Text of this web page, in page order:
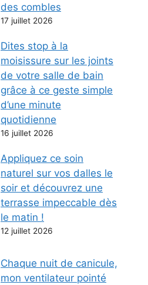
des combles
17 juillet 2026
Dites stop à la
moisissure sur les joints
de votre salle de bain
grâce à ce geste simple
d’une minute
quotidienne
16 juillet 2026
Appliquez ce soin
naturel sur vos dalles le
soir et découvrez une
terrasse impeccable dès
le matin !
12 juillet 2026
Chaque nuit de canicule,
mon ventilateur pointé